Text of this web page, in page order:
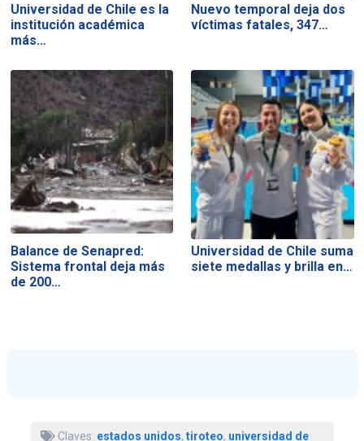
Universidad de Chile es la
institución académica
más…
Nuevo temporal deja dos
víctimas fatales, 347…
Balance de Senapred:
Sistema frontal deja más
de 200…
Universidad de Chile suma
siete medallas y brilla en…
Claves: estados unidos, tiroteo, universidad de